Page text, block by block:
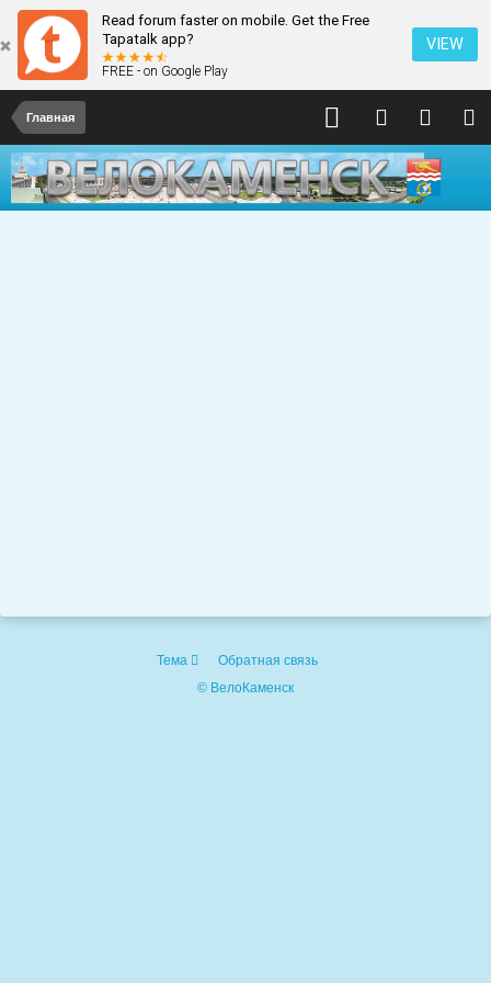
Read forum faster on mobile. Get the Free
Tapatalk app?
FREE - on Google Play
VIEW
Главная
Тема
Обратная связь
© ВелоКаменск